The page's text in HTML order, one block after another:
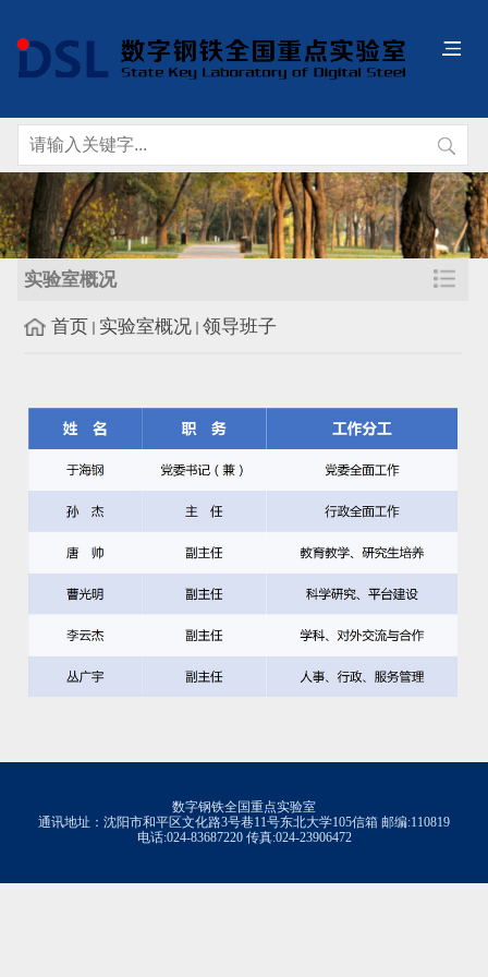
实验室概况
首页 实验室概况 领导班子
数字钢铁全国重点实验室
通讯地址：沈阳市和平区文化路3号巷11号东北大学105信箱 邮编:110819
电话:024-83687220 传真:024-23906472